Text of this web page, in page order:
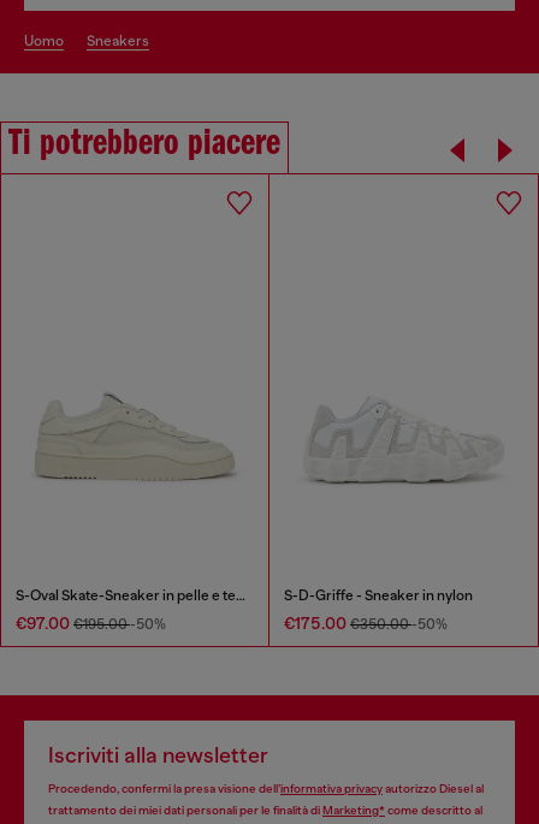
uomo sneakers
Ti potrebbero piacere
S-Oval Skate-Sneaker in pelle e tessuto
€97.00 €195.00-50%
S-D-Griffe - Sneaker in nylon
€175.00 €350.00-50%
Iscriviti alla newsletter
Procedendo, confermi la presa visione dell’informativa privacyautorizzo Diesel al
trattamento dei miei dati personali per le finalità diMarketing*come descritto al